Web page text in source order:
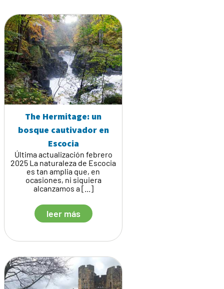
The Hermitage: un
bosque cautivador en
Escocia
Última actualización febrero
2025 La naturaleza de Escocia
es tan amplia que, en
ocasiones, ni siquiera
alcanzamos a [...]
leer más